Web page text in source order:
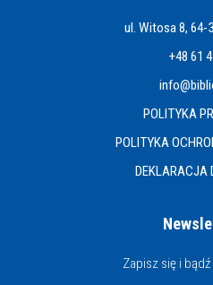
ul. Witosa 8, 64-
+48 61
POLITYKA
POLITYKA
DEKLARACJA
Zapisz się i